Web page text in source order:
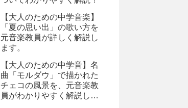
【大人のための中学音楽】
「夏の思い出」の歌い方を
元音楽教員が詳しく解説し
ます。
【大人のための中学音】名
曲「モルダウ」で描かれた
チェコの風景を、元音楽教
員がわかりやすく解説しま